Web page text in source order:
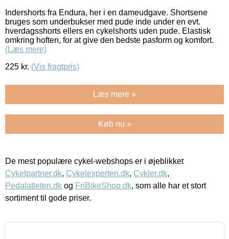
Indershorts fra Endura, her i en dameudgave. Shortsene
bruges som underbukser med pude inde under en evt.
hverdagsshorts ellers en cykelshorts uden pude. Elastisk
omkring hoften, for at give den bedste pasform og komfort.
(Læs mere)
225 kr. (Vis fragtpris)
Læs mere »
Køb nu »
De mest populære cykel-webshops er i øjeblikket
Cykelpartner.dk, Cykelexperten.dk, Cykler.dk,
Pedalatleten.dk og FriBikeShop.dk, som alle har et stort
sortiment til gode priser.